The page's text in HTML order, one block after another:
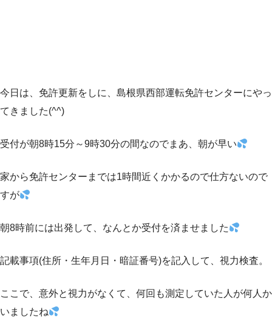
今日は、免許更新をしに、島根県西部運転免許センターにやっ
てきました(^^)
受付が朝8時15分～9時30分の間なのでまあ、朝が早い
家から免許センターまでは1時間近くかかるので仕方ないので
すが
朝8時前には出発して、なんとか受付を済ませました
記載事項(住所・生年月日・暗証番号)を記入して、視力検査。
ここで、意外と視力がなくて、何回も測定していた人が何人か
いましたね